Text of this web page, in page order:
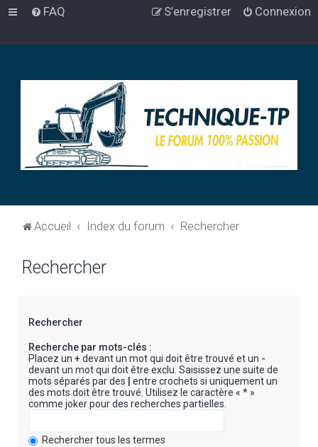
FAQ Connexion
S’enregistrer
Accueil Index du forum Rechercher
Rechercher
Rechercher
Recherche par mots-clés :
Placez un + devant un mot qui doit être trouvé et un -
devant un mot qui doit être exclu. Saisissez une suite de
mots séparés par des
entre crochets si uniquement un
des mots doit être trouvé. Utilisez le caractère « * »
comme joker pour des recherches partielles.
Rechercher tous les termes